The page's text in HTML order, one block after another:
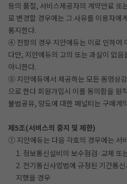
등의 품절, 서비스제공자의 계약만료 또
로 변경할 경우에는 그 사유를 이용자에
통지한다.
④ 전항의 경우 지안에듀는 이로 인하여
다만, 지안에듀의 고의 또는 과실이 없
아니한다.
⑤ 지안에듀에서 제공하는 모든 동영상
으로 한다 회원가입시 이를 동의함을 원
불법공유, 양도에 대한 페널티는 구매계
제5조(서비스의 중지 및 제한)
① 지안에듀는 다음 각호의 경우에는 서
1. 정보통신설비의 보수점검·교체 또
2. 전기통신사업법에 규정된 기간통
지했을 경우